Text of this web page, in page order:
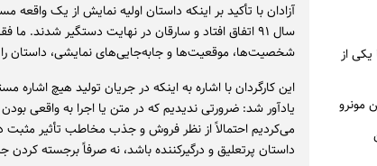
آزادان با تأکید بر اینکه داستان اولیه نمایش از یک واقعه
سال ۹۱ اتفاق افتاد و سارقان در نهایت دستگیر شدند.
شخصیت‌ها، موقعیت‌ها و جابه‌جایی‌های نمایشی، داستان
این کارگردان با اشاره به اینکه در جریان تولید هیچ
یادآور شد: ضرورتی ندیدیم که در متن یا اجرا به واقعی
می‌کردیم احتمالاً از نظر فروش و جذب مخاطب تأثیر مثبت
داستان پرتعلیق و درگیرکننده باشد، نه صرفاً برجسته کردن
از
مونرو